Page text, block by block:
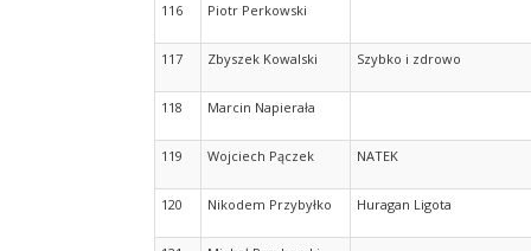
116 Piotr Perkowski
117 Zbyszek Kowalski Szybko i zdrowo
118 Marcin Napierała
119 Wojciech Pączek NATEK
120 Nikodem Przybyłko Huragan Ligota